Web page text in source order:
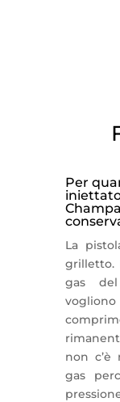
Per
La
grilletto.
gas
non c’è
gas